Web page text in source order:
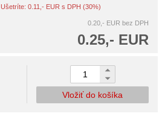
, Ušetríte: 0.11,- EUR s DPH (30%)
0.20,- EUR bez DPH
0.25,- EUR
Vložiť do košíka